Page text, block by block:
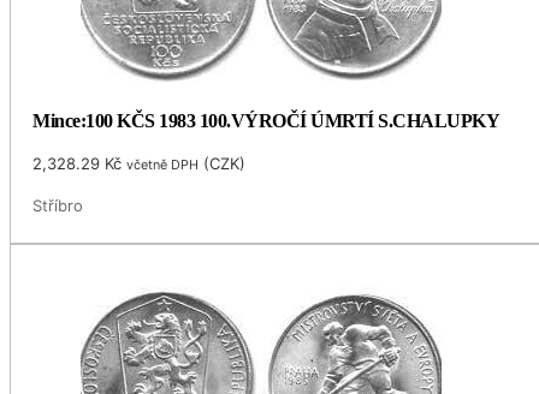
Mince:100 KČS 1983 100.VÝROČÍ ÚMRTÍ S.CHALUPKY
2,328.29 Kč včetně DPH (CZK)
Stříbro